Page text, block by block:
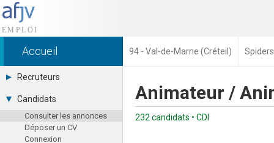
Accueil 94 - Val-de-Marne (Créteil) Spiders
Recruteurs
Déposer une annonce
Tarifs
Interface recruteur
Candidats
Consulter les annonces
Déposer un CV
Connexion
Animateur /
232 candidats • CDI